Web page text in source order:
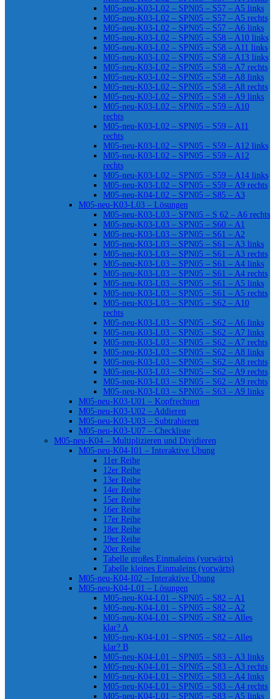
M05-neu-K03-L02 – SPN05 – S57 – A5 links
M05-neu-K03-L02 – SPN05 – S57 – A5 rechts
M05-neu-K03-L02 – SPN05 – S57 – A6 links
M05-neu-K03-L02 – SPN05 – S58 – A10 links
M05-neu-K03-L02 – SPN05 – S58 – A11 links
M05-neu-K03-L02 – SPN05 – S58 – A13 links
M05-neu-K03-L02 – SPN05 – S58 – A7 rechts
M05-neu-K03-L02 – SPN05 – S58 – A8 links
M05-neu-K03-L02 – SPN05 – S58 – A8 rechts
M05-neu-K03-L02 – SPN05 – S58 – A9 links
M05-neu-K03-L02 – SPN05 – S59 – A10
rechts
M05-neu-K03-L02 – SPN05 – S59 – A11
rechts
M05-neu-K03-L02 – SPN05 – S59 – A12 links
M05-neu-K03-L02 – SPN05 – S59 – A12
rechts
M05-neu-K03-L02 – SPN05 – S59 – A14 links
M05-neu-K03-L02 – SPN05 – S59 – A9 rechts
M05-neu-K04-L02 – SPN05 – S85 – A3
M05-neu-K03-L03 – Lösungen
M05-neu-K03-L03 – SPN05 – S 62 – A6 rechts
M05-neu-K03-L03 – SPN05 – S60 – A1
M05-neu-K03-L03 – SPN05 – S61 – A2
M05-neu-K03-L03 – SPN05 – S61 – A3 links
M05-neu-K03-L03 – SPN05 – S61 – A3 rechts
M05-neu-K03-L03 – SPN05 – S61 – A4 links
M05-neu-K03-L03 – SPN05 – S61 – A4 rechts
M05-neu-K03-L03 – SPN05 – S61 – A5 links
M05-neu-K03-L03 – SPN05 – S61 – A5 rechts
M05-neu-K03-L03 – SPN05 – S62 – A10
rechts
M05-neu-K03-L03 – SPN05 – S62 – A6 links
M05-neu-K03-L03 – SPN05 – S62 – A7 links
M05-neu-K03-L03 – SPN05 – S62 – A7 rechts
M05-neu-K03-L03 – SPN05 – S62 – A8 links
M05-neu-K03-L03 – SPN05 – S62 – A8 rechts
M05-neu-K03-L03 – SPN05 – S62 – A9 rechts
M05-neu-K03-L03 – SPN05 – S62 – A9 rechts
M05-neu-K03-L03 – SPN05 – S63 – A9 links
M05-neu-K03-U01 – Kopfrechnen
M05-neu-K03-U02 – Addieren
M05-neu-K03-U03 – Subtrahieren
M05-neu-K03-U07 – Checkliste
M05-neu-K04 – Multiplizieren und Dividieren
M05-neu-K04-I01 – Interaktive Übung
11er Reihe
12er Reihe
13er Reihe
14er Reihe
15er Reihe
16er Reihe
17er Reihe
18er Reihe
19er Reihe
20er Reihe
Tabelle großes Einmaleins (vorwärts)
Tabelle kleines Einmaleins (vorwärts)
M05-neu-K04-I02 – Interaktive Übung
M05-neu-K04-L01 – Lösungen
M05-neu-K04-L01 – SPN05 – S82 – A1
M05-neu-K04-L01 – SPN05 – S82 – A2
M05-neu-K04-L01 – SPN05 – S82 – Alles
klar? A
M05-neu-K04-L01 – SPN05 – S82 – Alles
klar? B
M05-neu-K04-L01 – SPN05 – S83 – A3 links
M05-neu-K04-L01 – SPN05 – S83 – A3 rechts
M05-neu-K04-L01 – SPN05 – S83 – A4 links
M05-neu-K04-L01 – SPN05 – S83 – A4 rechts
M05-neu-K04-L01 – SPN05 – S83 – A5 links